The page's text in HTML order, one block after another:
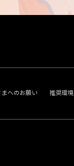
まへのお願い 推奨環境